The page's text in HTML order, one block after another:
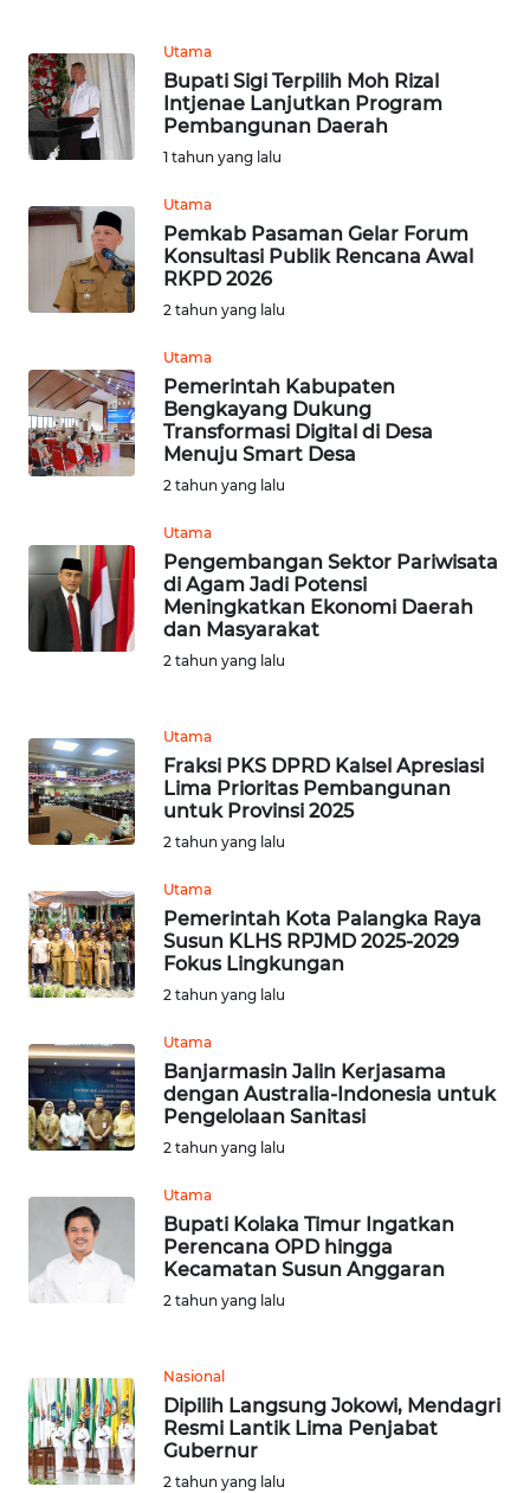
Utama
Bupati Sigi Terpilih Moh Rizal
Intjenae Lanjutkan Program
Pembangunan Daerah
1 tahun yang lalu
Utama
Pemkab Pasaman Gelar Forum
Konsultasi Publik Rencana Awal
RKPD 2026
2 tahun yang lalu
Utama
Pemerintah Kabupaten
Bengkayang Dukung
Transformasi Digital di Desa
Menuju Smart Desa
2 tahun yang lalu
Utama
Pengembangan Sektor Pariwisata
di Agam Jadi Potensi
Meningkatkan Ekonomi Daerah
dan Masyarakat
2 tahun yang lalu
Utama
Fraksi PKS DPRD Kalsel Apresiasi
Lima Prioritas Pembangunan
untuk Provinsi 2025
2 tahun yang lalu
Utama
Pemerintah Kota Palangka Raya
Susun KLHS RPJMD 2025-2029
Fokus Lingkungan
2 tahun yang lalu
Utama
Banjarmasin Jalin Kerjasama
dengan Australia-Indonesia untuk
Pengelolaan Sanitasi
2 tahun yang lalu
Utama
Bupati Kolaka Timur Ingatkan
Perencana OPD hingga
Kecamatan Susun Anggaran
2 tahun yang lalu
Nasional
Dipilih Langsung Jokowi, Mendagri
Resmi Lantik Lima Penjabat
Gubernur
2 tahun yang lalu
WN
KALTENG
WN
KALTARA
WN
KALSEL
WN
WN
SULSEL
WN
SULUT
WN
MALUT
WN
WN
DANAU
TOBA
WN
NIAS
WN
LANGKAT
WN
TAPANULI
SELATAN
LESUNG
WN
KARO